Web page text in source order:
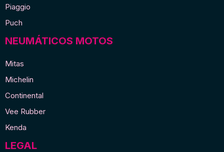
Piaggio
Puch
NEUMÁTICOS MOTOS
Mitas
Michelin
Continental
Vee Rubber
Kenda
LEGAL